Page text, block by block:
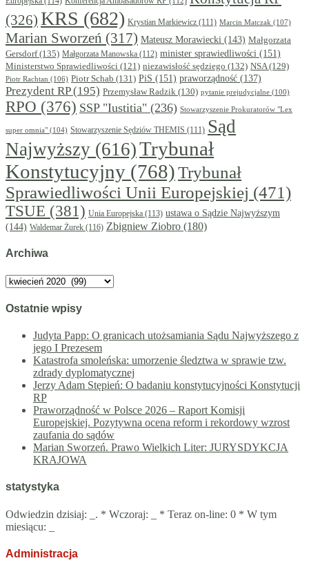
(326) KRS (682) Krystian Markiewicz (111) Marcin Matczak (107)
Marian Sworzeń (317) Mateusz Morawiecki (143) Małgorzata
Gersdorf(135) Małgorzata Manowska (112) minister sprawiedliwości (151)
Ministerstwo Sprawiedliwości (121) niezawisłość sędziego (132) NSA(129)
Piotr Rachtan (106) Piotr Schab (131) PiS (151) praworządność (137)
Prezydent RP(195) Przemysław Radzik (130) pytanie prejudycjalne (100)
RPO (376) SSP "Iustitia" (236) Stowarzyszenie Prokuratorów "Lex
super omnia" (104) Stowarzyszenie Sędziów THEMIS (111) Sąd
Najwyższy (616)Trybunał
Konstytucyjny (768)Trybunał
Sprawiedliwości Unii Europejskiej (471)
TSUE (381) Unia Europejska (113) ustawa o Sądzie Najwyższym
(144) Waldemar Żurek (116) Zbigniew Ziobro (180)
Archiwa
Archiwa
Ostatnie wpisy
Judyta Papp: O granicach utożsamiania Sądu Najwyższego z
jego I Prezesem
Katastrofa smoleńska: umorzenie śledztwa w sprawie tzw.
zdrady dyplomatycznej
Jerzy Adam Stępień: O badaniu konstytucyjności Konstytucji
RP
Praworządność w Polsce 2026 – Raport Komisji
Europejskiej. Pozytywna ocena reform i rekordowy wzrost
zaufania do sądów
Marian Sworzeń. Prawo Wielkich Liter: JURYSDYKCJA
KRAJOWA
statystyka
Odwiedzin dzisiaj: . * Wczoraj:
* Teraz on-line: 0 * W tym
miesiącu:
Administracja